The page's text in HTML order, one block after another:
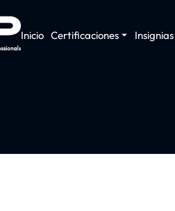
Inicio Certificaciones Insignias